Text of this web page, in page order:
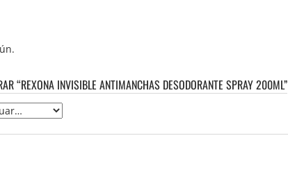
“REXONA INVISIBLE ANTIMANCHAS DESODORANTE SPRAY 200ML”